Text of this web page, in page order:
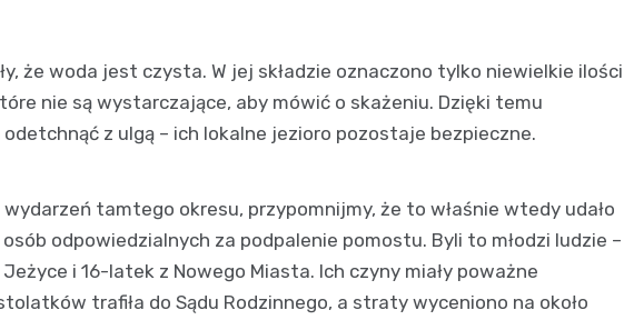
że woda jest czysta. W jej składzie oznaczono tylko niewielkie ilości
nie są wystarczające, aby mówić o skażeniu. Dzięki temu
z ulgą – ich lokalne jezioro pozostaje bezpieczne.
tamtego okresu, przypomnijmy, że to właśnie wtedy udało
odpowiedzialnych za podpalenie pomostu. Byli to młodzi ludzie –
i 16-latek z Nowego Miasta. Ich czyny miały poważne
trafiła do Sądu Rodzinnego, a straty wyceniono na około